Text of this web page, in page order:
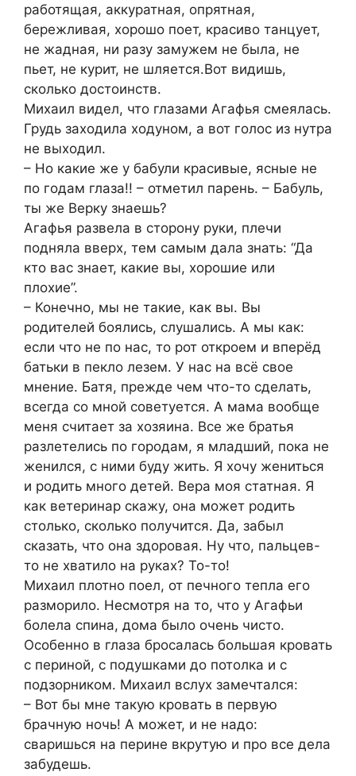
работящая, аккуратная, опрятная,
бережливая, хорошо поет, красиво танцует,
не жадная, ни разу замужем не была, не
пьет, не курит, не шляется.Вот видишь,
сколько достоинств.
Михаил видел, что глазами Агафья смеялась.
Грудь заходила ходуном, а вот голос из нутра
не выходил.
– Но какие же у бабули красивые, ясные не
по годам глаза!! – отметил парень. – Бабуль,
ты же Верку знаешь?
Агафья развела в сторону руки, плечи
подняла вверх, тем самым дала знать: “Да
кто вас знает, какие вы, хорошие или
плохие”.
– Конечно, мы не такие, как вы. Вы
родителей боялись, слушались. А мы как:
если что не по нас, то рот откроем и вперёд
батьки в пекло лезем. У нас на всё свое
мнение. Батя, прежде чем что-то сделать,
всегда со мной советуется. А мама вообще
меня считает за хозяина. Все же братья
разлетелись по городам, я младший, пока не
женился, с ними буду жить. Я хочу жениться
и родить много детей. Вера моя статная. Я
как ветеринар скажу, она может родить
столько, сколько получится. Да, забыл
сказать, что она здоровая. Ну что, пальцев-
то не хватило на руках? То-то!
Михаил плотно поел, от печного тепла его
разморило. Несмотря на то, что у Агафьи
болела спина, дома было очень чисто.
Особенно в глаза бросалась большая кровать
с периной, с подушками до потолка и с
подзорником. Михаил вслух замечтался:
– Вот бы мне такую кровать в первую
брачную ночь! А может, и не надо:
сваришься на перине вкрутую и про все дела
забудешь.